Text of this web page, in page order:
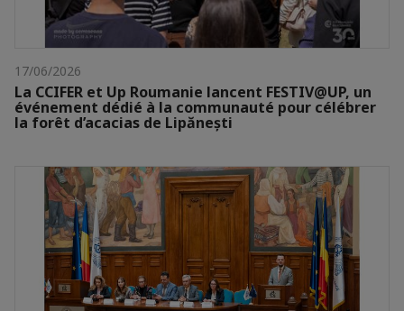
17/06/2026
La CCIFER et Up Roumanie lancent FESTIV@UP, un
événement dédié à la communauté pour célébrer
la forêt d’acacias de Lipănești